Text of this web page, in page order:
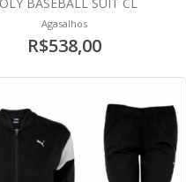
Agasalhos
R$538,00